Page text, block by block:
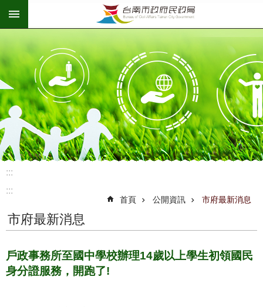
跳到主要內容區塊
:::
:::
首頁 公開資訊 市府最新消息
市府最新消息
戶政事務所至國中學校辦理14歲以上學生初領國民
身分證服務，開跑了!